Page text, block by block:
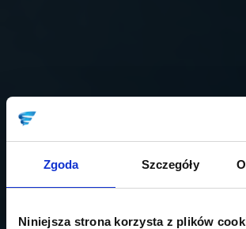
Zgoda Szczegóły
Niniejsza strona korzysta z plików